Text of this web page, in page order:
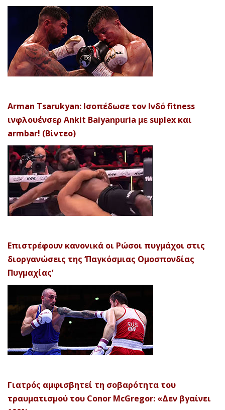
Arman Tsarukyan: Ισοπέδωσε τον Ινδό fitness
ινφλουένσερ Ankit Baiyanpuria με suplex και
armbar! (Βίντεο)
Επιστρέφουν κανονικά οι Ρώσοι πυγμάχοι στις
διοργανώσεις της ‘Παγκόσμιας Ομοσπονδίας
Πυγμαχίας’
Γιατρός αμφισβητεί τη σοβαρότητα του
τραυματισμού του Conor McGregor: «Δεν βγαίνει